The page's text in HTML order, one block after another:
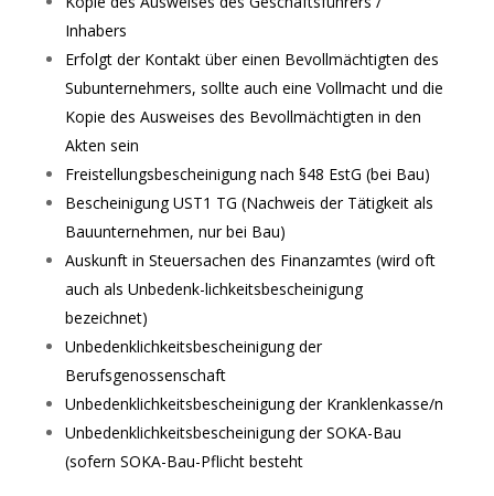
Inhabers
Erfolgt der Kontakt über einen Bevollmächtigten des
Subunternehmers, sollte auch eine Vollmacht und die
Kopie des Ausweises des Bevollmächtigten in den
Akten sein
Freistellungsbescheinigung nach §48 EstG (bei Bau)
Bescheinigung UST1 TG (Nachweis der Tätigkeit als
Bauunternehmen, nur bei Bau)
Auskunft in Steuersachen des Finanzamtes (wird oft
auch als Unbedenk-lichkeitsbescheinigung
bezeichnet)
Unbedenklichkeitsbescheinigung der
Berufsgenossenschaft
Unbedenklichkeitsbescheinigung der Kranklenkasse/n
Unbedenklichkeitsbescheinigung der SOKA-Bau
(sofern SOKA-Bau-Pflicht besteht